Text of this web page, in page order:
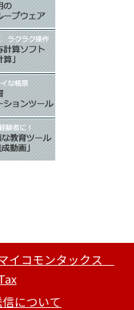
イコモンタックス
について